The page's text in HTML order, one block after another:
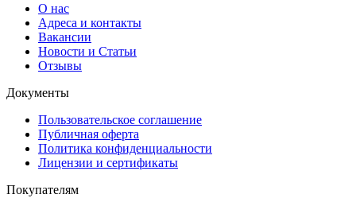
О нас
Адреса и контакты
Вакансии
Новости и Статьи
Отзывы
Документы
Пользовательское соглашение
Публичная оферта
Политика конфиденциальности
Лицензии и сертификаты
Покупателям